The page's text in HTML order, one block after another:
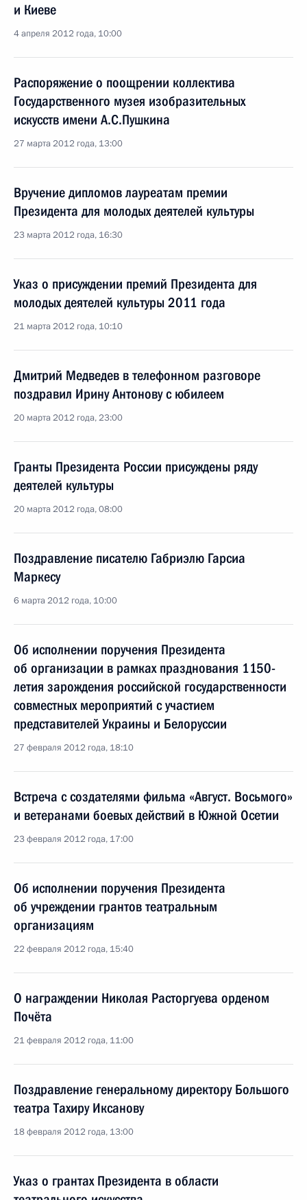
и Киеве
4 апреля 2012 года, 10:00
Распоряжение о поощрении коллектива
Государственного музея изобразительных
искусств имени А.С.Пушкина
27 марта 2012 года, 13:00
Вручение дипломов лауреатам премии
Президента для молодых деятелей культуры
23 марта 2012 года, 16:30
Указ о присуждении премий Президента для
молодых деятелей культуры 2011 года
21 марта 2012 года, 10:10
Дмитрий Медведев в телефонном разговоре
поздравил Ирину Антонову с юбилеем
20 марта 2012 года, 23:00
Гранты Президента России присуждены ряду
деятелей культуры
20 марта 2012 года, 08:00
Поздравление писателю Габриэлю Гарсиа
Маркесу
6 марта 2012 года, 10:00
Об исполнении поручения Президента
об организации в рамках празднования 1150-
летия зарождения российской государственности
совместных мероприятий с участием
представителей Украины и Белоруссии
27 февраля 2012 года, 18:10
Встреча с создателями фильма «Август. Восьмого»
и ветеранами боевых действий в Южной Осетии
23 февраля 2012 года, 17:00
Об исполнении поручения Президента
об учреждении грантов театральным
организациям
22 февраля 2012 года, 15:40
О награждении Николая Расторгуева орденом
Почёта
21 февраля 2012 года, 11:00
Поздравление генеральному директору Большого
театра Тахиру Иксанову
18 февраля 2012 года, 13:00
Указ о грантах Президента в области